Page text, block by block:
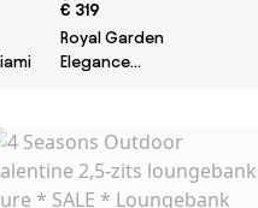
€ 319
Royal Garden
Elegance
Antraciet